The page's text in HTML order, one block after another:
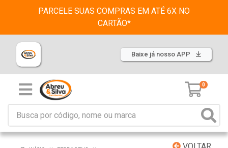
PARCELE SUAS COMPRAS EM ATÉ 6X NO
CARTÃO*
Baixe já nosso APP
0